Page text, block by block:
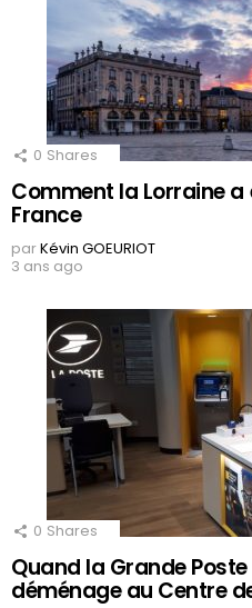
0 Shares
Comment la Lorraine a
France
parKévin GOEURIOT
3 ans ago
0 Shares
Quand la Grande
déménage au Centre